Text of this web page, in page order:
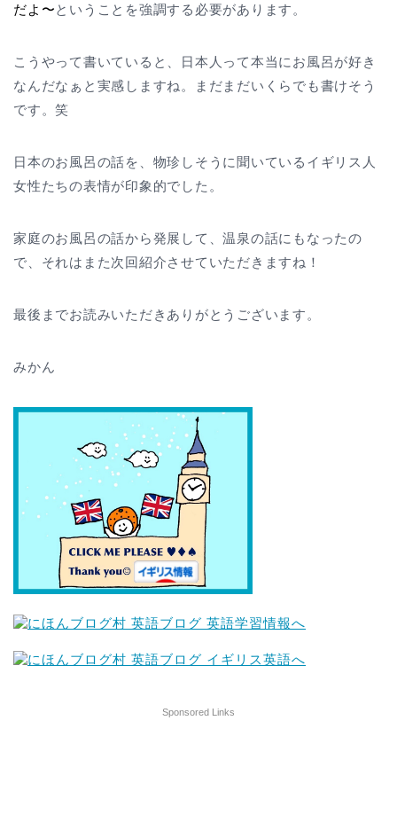
だよ〜ということを強調する必要があります。
こうやって書いていると、日本人って本当にお風呂が好き
なんだなぁと実感しますね。まだまだいくらでも書けそう
です。笑
日本のお風呂の話を、物珍しそうに聞いているイギリス人
女性たちの表情が印象的でした。
家庭のお風呂の話から発展して、温泉の話にもなったの
で、それはまた次回紹介させていただきますね！
最後までお読みいただきありがとうございます。
みかん
Sponsored Links